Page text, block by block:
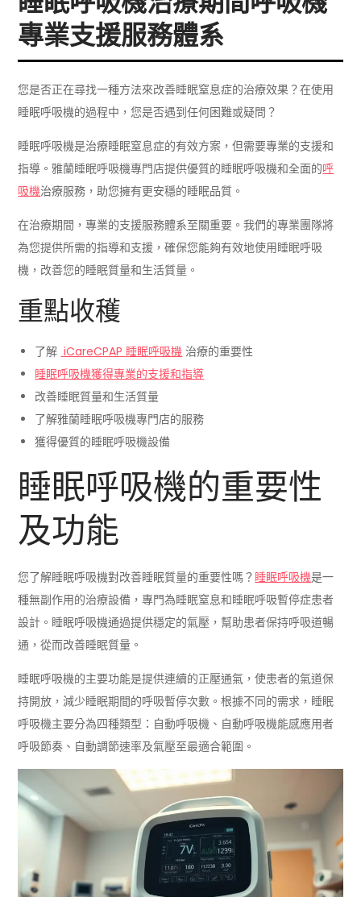
專業支援服務體系
您是否正在尋找一種方法來改善睡眠窒息症的治療效果？在使用
睡眠呼吸機的過程中，您是否遇到任何困難或疑問？
睡眠呼吸機是治療睡眠窒息症的有效方案，但需要專業的支援和
指導。雅蘭睡眠呼吸機專門店提供優質的睡眠呼吸機和全面的呼
吸機治療服務，助您擁有更安穩的睡眠品質。
在治療期間，專業的支援服務體系至關重要。我們的專業團隊將
為您提供所需的指導和支援，確保您能夠有效地使用睡眠呼吸
機，改善您的睡眠質量和生活質量。
重點收穫
了解 iCareCPAP 睡眠呼吸機 治療的重要性
睡眠呼吸機獲得專業的支援和指導
改善睡眠質量和生活質量
了解雅蘭睡眠呼吸機專門店的服務
獲得優質的睡眠呼吸機設備
睡眠呼吸機的重要性
及功能
您了解睡眠呼吸機對改善睡眠質量的重要性嗎？ 睡眠呼吸機是一
種無副作用的治療設備，專門為睡眠窒息和睡眠呼吸暫停症患者
設計。睡眠呼吸機通過提供穩定的氣壓，幫助患者保持呼吸道暢
通，從而改善睡眠質量。
睡眠呼吸機的主要功能是提供連續的正壓通氣，使患者的氣道保
持開放，減少睡眠期間的呼吸暫停次數。根據不同的需求，睡眠
呼吸機主要分為四種類型：自動呼吸機、自動呼吸機能感應用者
呼吸節奏、自動調節速率及氣壓至最適合範圍。